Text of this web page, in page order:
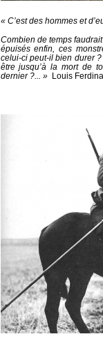
« C’est des hommes et
Combien de temps
épuisés enfin, ces
celui-ci peut-il bien durer
être jusqu’à la mort de
dernier ?... »
Louis